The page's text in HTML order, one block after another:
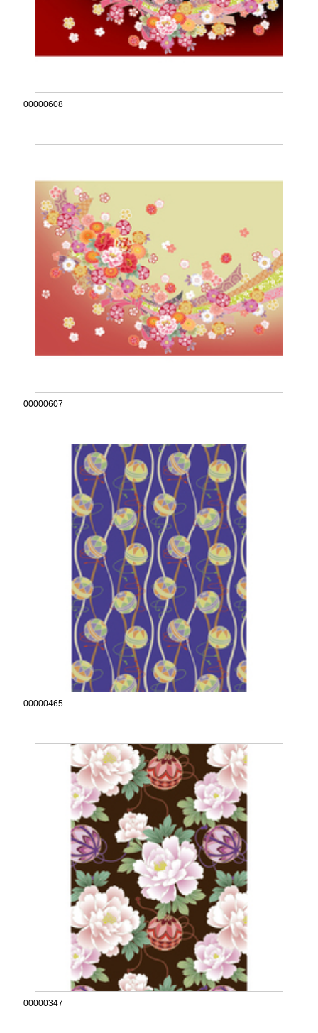
00000608
00000607
00000465
00000347